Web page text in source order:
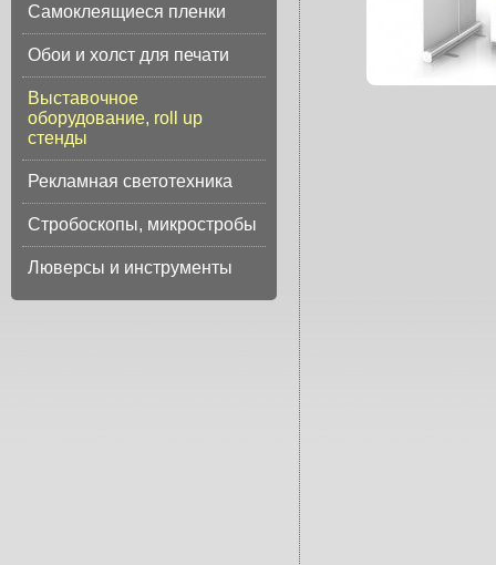
Самоклеящиеся пленки
Обои и холст для печати
Выставочное
оборудование, roll up
стенды
Рекламная светотехника
Стробоскопы, микростробы
Люверсы и инструменты